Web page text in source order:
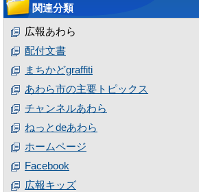
関連分類
広報あわら
配付文書
まちかどgraffiti
あわら市の主要トピックス
チャンネルあわら
ねっとdeあわら
ホームページ
Facebook
広報キッズ